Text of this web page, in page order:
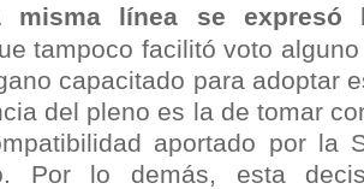
misma línea se expresó
tampoco facilitó voto
capacitado para adoptar
del pleno es la de tomar
aportado por la
Por lo demás, esta